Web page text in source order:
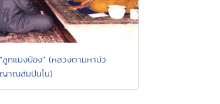
"ลูกแมงป่อง" (หลวงตามหาบัว
ญาณสัมปันโน)